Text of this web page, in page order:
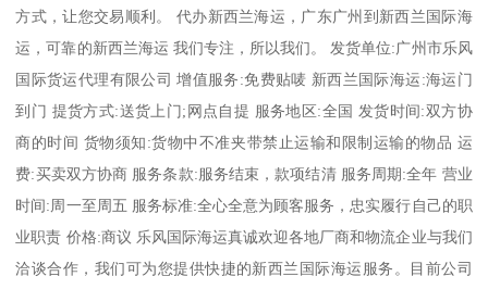
方式，让您交易顺利。 代办新西兰海运，广东广州到新西兰国际海
运，可靠的新西兰海运 我们专注，所以我们。 发货单位:广州市乐风
国际货运代理有限公司 增值服务:免费贴唛 新西兰国际海运:海运门
到门 提货方式:送货上门;网点自提 服务地区:全国 发货时间:双方协
商的时间 货物须知:货物中不准夹带禁止运输和限制运输的物品 运
费:买卖双方协商 服务条款:服务结束，款项结清 服务周期:全年 营业
时间:周一至周五 服务标准:全心全意为顾客服务，忠实履行自己的职
业职责 价格:商议 乐风国际海运真诚欢迎各地厂商和物流企业与我们
洽谈合作，我们可为您提供快捷的新西兰国际海运服务。目前公司